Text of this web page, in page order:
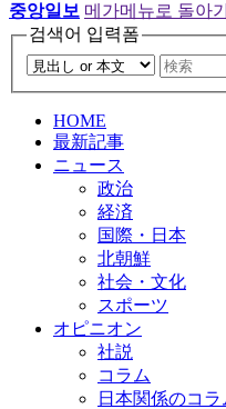
중앙일보 메가메뉴로 돌아
검색어 입력폼
HOME
最新記事
ニュース
政治
経済
国際・日本
北朝鮮
社会・文化
スポーツ
オピニオン
社説
コラム
日本関係のコラ